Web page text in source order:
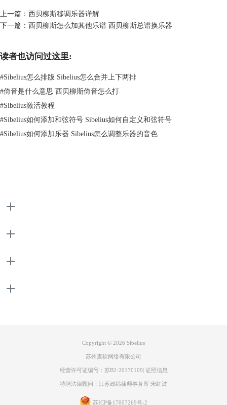
打开“键盘快捷键”界面，单击“添加新功能集”，在弹窗内重命名该新功能
集，单击“确认”。
3.编辑快捷键
项卡”，再于“功能”位置选择“以半速播放”，选中“快捷键——Shift+空
格”，单击“添加”，在弹窗内便可重新编辑该快捷键。如当前快捷键
为“Shift+空格”，我们直接按住“Shift+F12”，便可修改该快捷键（如图
上一篇： 西贝柳斯移调乐器详解
下一篇： 西贝柳斯怎么加其他乐谱 西贝柳斯总谱换乐器
读者也访问过这里:
#Sibelius怎么排版 Sibelius怎么合并上下两排
#倚音是什么意思 西贝柳斯倚音怎么打
#Sibelius激活教程
#Sibelius如何添加和弦符号 Sibelius如何自定义和弦符号
#Sibelius如何添加乐器 Sibelius怎么调整乐器的音色
Copyright © 2026 Sibelius
苏州麦软网络有限公司
经营许可证编号：苏B2-20170109 证照信息
特聘法律顾问：江苏政纬律师事务所 宋红波
苏ICP备17007269号-2